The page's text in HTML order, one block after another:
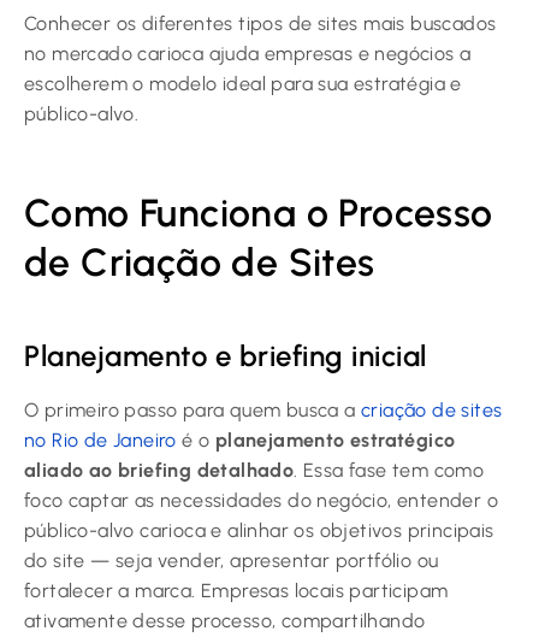
Conhecer os diferentes tipos de sites mais buscados
no mercado carioca ajuda empresas e negócios a
escolherem o modelo ideal para sua estratégia e
público-alvo.
Como Funciona o Processo
de Criação de Sites
Planejamento e briefing inicial
O primeiro passo para quem busca a criação de sites
no Rio de Janeiro é o planejamento estratégico
aliado ao briefing detalhado . Essa fase tem como
foco captar as necessidades do negócio, entender o
público-alvo carioca e alinhar os objetivos principais
do site — seja vender, apresentar portfólio ou
fortalecer a marca. Empresas locais participam
ativamente desse processo, compartilhando